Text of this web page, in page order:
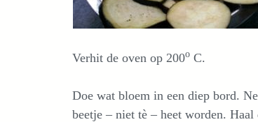
Verhit de oven op 200o C.
Doe wat bloem in een diep bord.
beetje – niet tè – heet worden.